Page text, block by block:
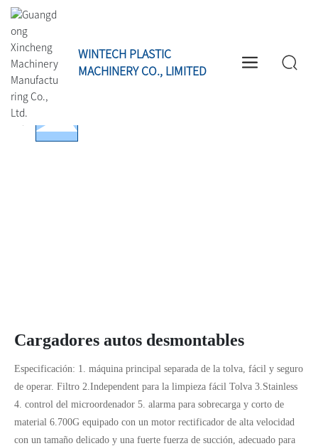
WINTECH PLASTIC
MACHINERY CO., LIMITED
Cargadores autos desmontables
Especificación: 1. máquina principal separada de la tolva, fácil y seguro
de operar. Filtro 2.Independent para la limpieza fácil Tolva 3.Stainless
4. control del microordenador 5. alarma para sobrecarga y corto de
material 6.700G equipado con un motor rectificador de alta velocidad
con un tamaño delicado y una fuerte fuerza de succión, adecuado para